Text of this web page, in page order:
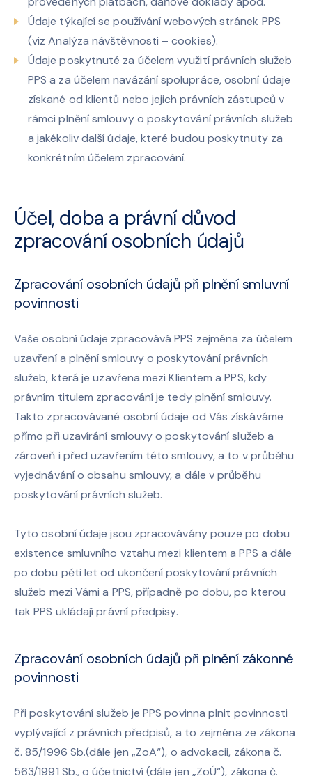
Údaje týkající se používání webových stránek PPS
(viz Analýza návštěvnosti – cookies).
Údaje poskytnuté za účelem využití právních služeb
PPS a za účelem navázání spolupráce, osobní údaje
získané od klientů nebo jejich právních zástupců v
rámci plnění smlouvy o poskytování právních služeb
a jakékoliv další údaje, které budou poskytnuty za
konkrétním účelem zpracování.
Účel, doba a právní důvod
zpracování osobních údajů
Zpracování osobních údajů při plnění smluvní
povinnosti
Vaše osobní údaje zpracovává PPS zejména za účelem
uzavření a plnění smlouvy o poskytování právních
služeb, která je uzavřena mezi Klientem a PPS, kdy
právním titulem zpracování je tedy plnění smlouvy.
Takto zpracovávané osobní údaje od Vás získáváme
přímo při uzavírání smlouvy o poskytování služeb a
zároveň i před uzavřením této smlouvy, a to v průběhu
vyjednávání o obsahu smlouvy, a dále v průběhu
poskytování právních služeb.
Tyto osobní údaje jsou zpracovávány pouze po dobu
existence smluvního vztahu mezi klientem a PPS a dále
po dobu pěti let od ukončení poskytování právních
služeb mezi Vámi a PPS, případně po dobu, po kterou
tak PPS ukládají právní předpisy.
Zpracování osobních údajů při plnění zákonné
povinnosti
Při poskytování služeb je PPS povinna plnit povinnosti
vyplývající z právních předpisů, a to zejména ze zákona
č. 85/1996 Sb.(dále jen „ZoA“), o advokacii, zákona č.
563/1991 Sb., o účetnictví (dále jen „ZoÚ“), zákona č.